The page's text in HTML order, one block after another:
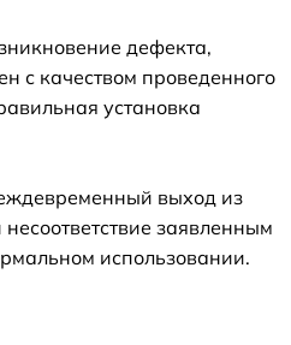
дефекта,
с качеством проведенного
установка
выход из
несоответствие заявленным
использовании.